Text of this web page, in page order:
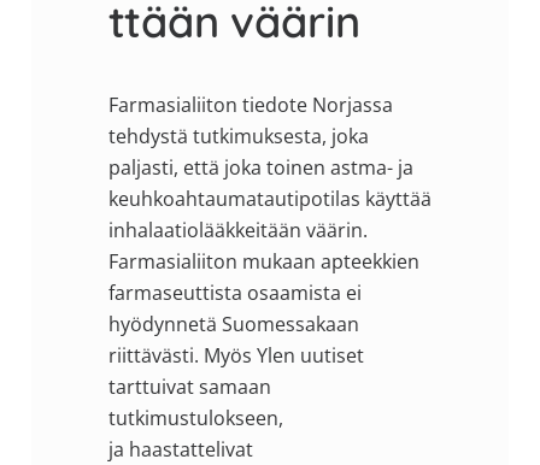
ttään väärin
Farmasialiiton tiedote Norjassa
tehdystä tutkimuksesta, joka
paljasti, että joka toinen astma- ja
keuhkoahtaumatautipotilas käyttää
inhalaatiolääkkeitään väärin.
Farmasialiiton mukaan apteekkien
farmaseuttista osaamista ei
hyödynnetä Suomessakaan
riittävästi. Myös Ylen uutiset
tarttuivat samaan
tutkimustulokseen,
ja haastattelivat